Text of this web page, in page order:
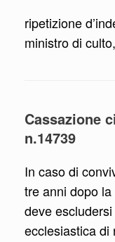
ripetizione
ministro di
Cassazione
n.14739
In caso di
tre anni dopo
deve
ecclesiastica di